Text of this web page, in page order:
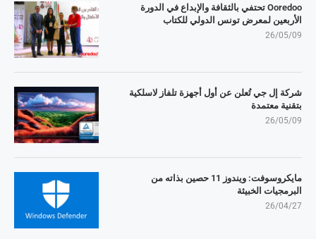
Ooredoo تحتفي بالثقافة والإبداع في الدورة
الأربعين لمعرض تونس الدولي للكتاب
26/05/09
شركة إل جي تُعلن عن أول أجهزة تلفاز لاسلكية
بتقنية معتمدة
26/05/09
مايكروسوفت: ويندوز 11 حصين بذاته من
البرمجيات الخبيثة
26/04/27